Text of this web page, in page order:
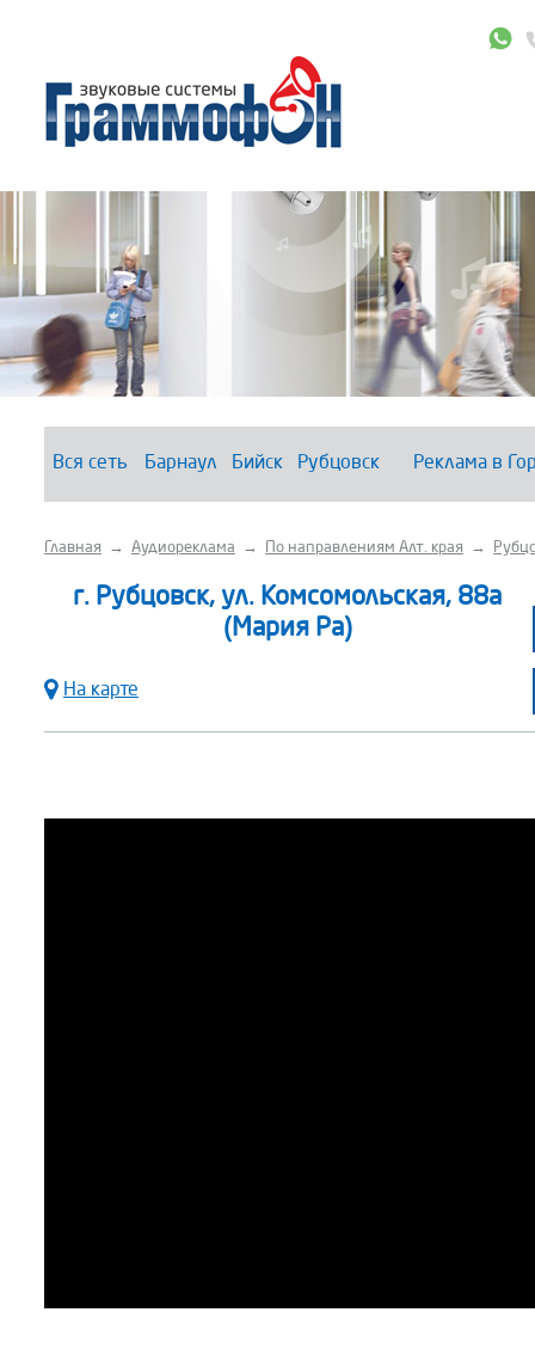
Вся сеть Барнаул Бийск Рубцовск Реклама в
Главная → Аудиореклама → По направлениям Алт. края →
г. Рубцовск, ул. Комсомольская, 88а
(Мария Ра)
На карте